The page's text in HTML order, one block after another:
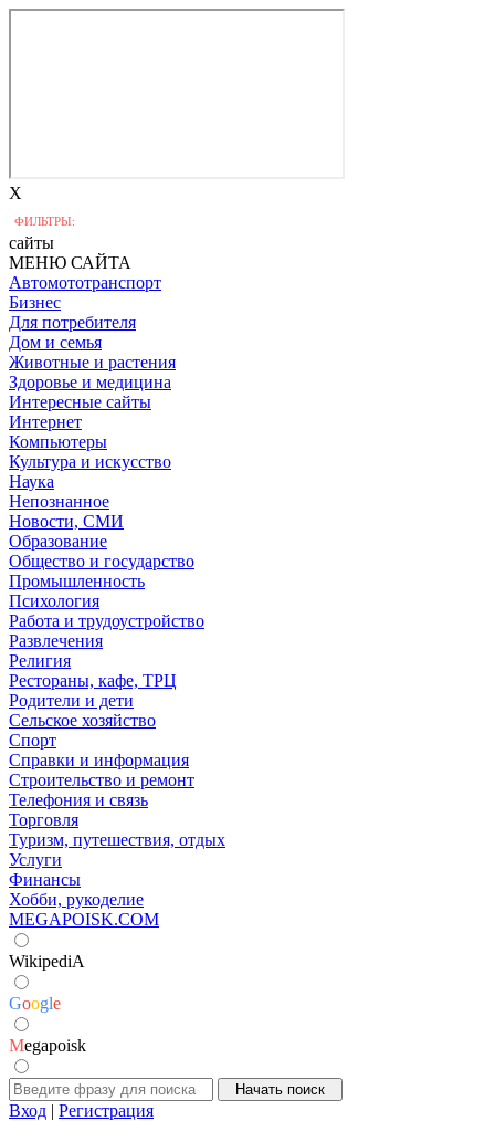
X
ФИЛЬТРЫ:
сайты
МЕНЮ САЙТА
Автомототранспорт
Бизнес
Для потребителя
Дом и семья
Животные и растения
Здоровье и медицина
Интересные сайты
Интернет
Компьютеры
Культура и искусство
Наука
Непознанное
Новости, СМИ
Образование
Общество и государство
Промышленность
Психология
Работа и трудоустройство
Развлечения
Религия
Рестораны, кафе, ТРЦ
Родители и дети
Сельское хозяйство
Спорт
Справки и информация
Строительство и ремонт
Телефония и связь
Торговля
Туризм, путешествия, отдых
Услуги
Финансы
Хобби, рукоделие
MEGAPOISK.COM
WikipediA
Google
Megapoisk
Вход | Регистрация